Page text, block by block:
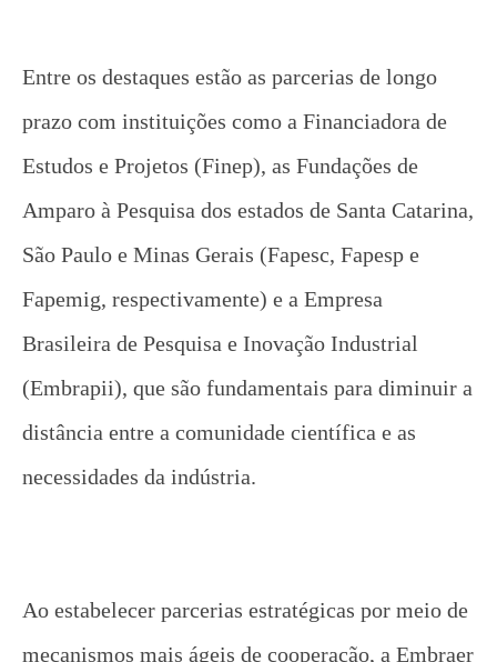
Entre os destaques estão as parcerias de longo
prazo com instituições como a Financiadora de
Estudos e Projetos (Finep), as Fundações de
Amparo à Pesquisa dos estados de Santa Catarina,
São Paulo e Minas Gerais (Fapesc, Fapesp e
Fapemig, respectivamente) e a Empresa
Brasileira de Pesquisa e Inovação Industrial
(Embrapii), que são fundamentais para diminuir a
distância entre a comunidade científica e as
necessidades da indústria.
Ao estabelecer parcerias estratégicas por meio de
mecanismos mais ágeis de cooperação, a Embraer